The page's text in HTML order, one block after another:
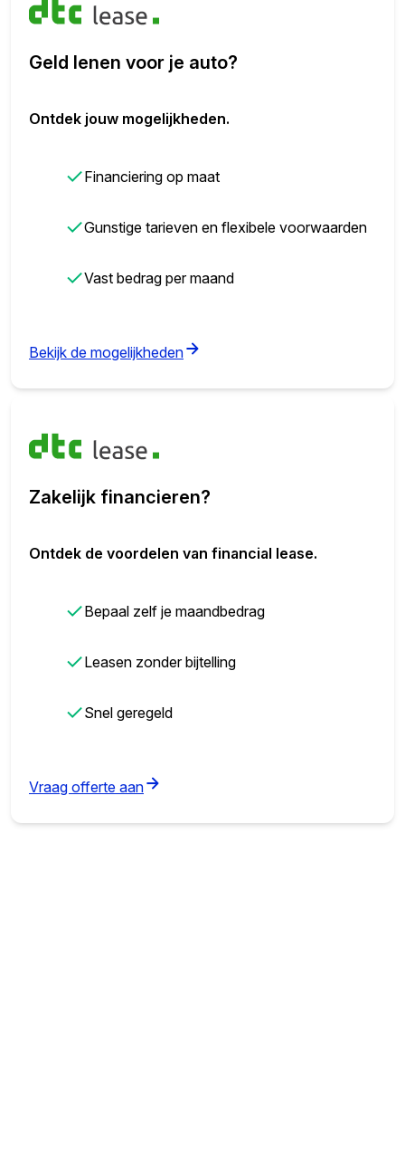
Geld lenen voor je auto?
Ontdek jouw mogelijkheden.
✓Financiering op maat
✓Gunstige tarieven en flexibele voorwaarden
✓Vast bedrag per maand
Bekijk de mogelijkheden
Zakelijk financieren?
Ontdek de voordelen van financial lease.
✓Bepaal zelf je maandbedrag
✓Leasen zonder bijtelling
✓Snel geregeld
Vraag offerte aan